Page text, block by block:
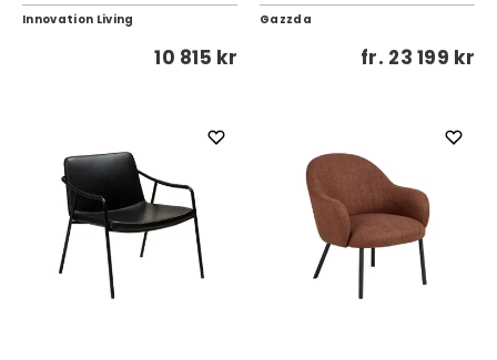
Innovation Living
10 815 kr
Gazzda
fr. 23 199 kr